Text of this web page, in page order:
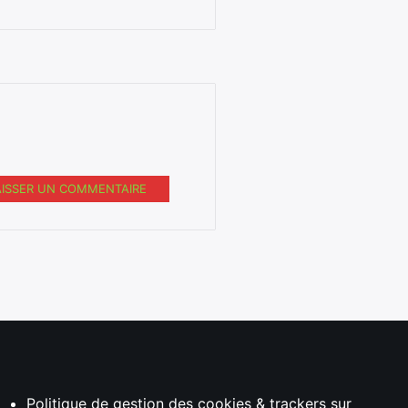
UN COMMENTAIRE
Politique de gestion des cookies & trackers sur